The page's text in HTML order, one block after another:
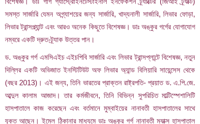
সমস্ত সার্জারি যেমন অগ্ন্যাশয়ের জন্য সার্জারি, খাদ্যনালী সার্জারি, লিভার ফোড়া,
লিভার ট্রান্সপ্ল্যান্ট এবং আরও অনেক কিছুতে বিশেষজ্ঞ। ডাঃ অঙ্কুর গর্গের যোগাযোগ
নম্বরে একটি দ্রুত-ট্র্যাক উত্তর পান।
ড. অঙ্কুর গর্গ এমসিএইচ এইচপিবি সার্জারি এবং লিভার ট্রান্সপ্লান্টে বিশেষজ্ঞ, নতুন
দিল্লির একটি অভিজাত ইনস্টিটিউট অফ লিভার অ্যান্ড বিলিয়ারি সায়েন্সেস থেকে
(বছর 2013)। এই জন্য, তিনি ভারতের প্রাক্তন রাষ্ট্রপতি- প্রয়াত ড. এ.পি.জে.
আব্দুল কালাম আজাদ। তার কর্মজীবনে, তিনি বিভিন্ন সুপরিচিত মাল্টিস্পেশালিটি
হাসপাতালে কাজ করেছেন এবং বর্তমানে মুম্বাইয়ের নানাবতী হাসপাতালের সাথে
যুক্ত আছেন। ইমেল ঠিকানার মাধ্যমে ডাঃ অঙ্কুর গর্গ নানাবতী ম্যাক্স হাসপাতাল